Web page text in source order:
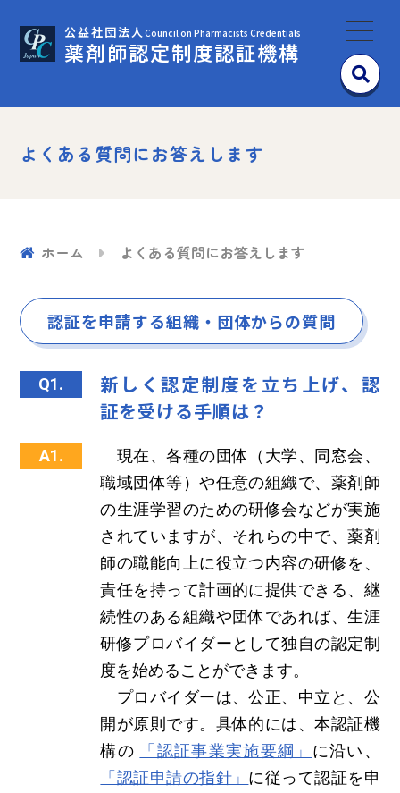
公益社団法人Council on Pharmacists Credentials
薬剤師認定制度認証機構
よくある質問にお答えします
ホーム よくある質問にお答えします
認証を申請する組織・団体からの質問
Q1.
新しく認定制度を立ち上げ、認
証を受ける手順は？
A1.
現在、各種の団体（大学、同窓会、
職域団体等）や任意の組織で、薬剤師
の生涯学習のための研修会などが実施
されていますが、それらの中で、薬剤
師の職能向上に役立つ内容の研修を、
責任を持って計画的に提供できる、継
続性のある組織や団体であれば、生涯
研修プロバイダーとして独自の認定制
度を始めることができます。
プロバイダーは、公正、中立と、公
開が原則です。具体的には、本認証機
構の
「認証事業実施要綱」 に沿い、
「認証申請の指針」 に従って認証を申